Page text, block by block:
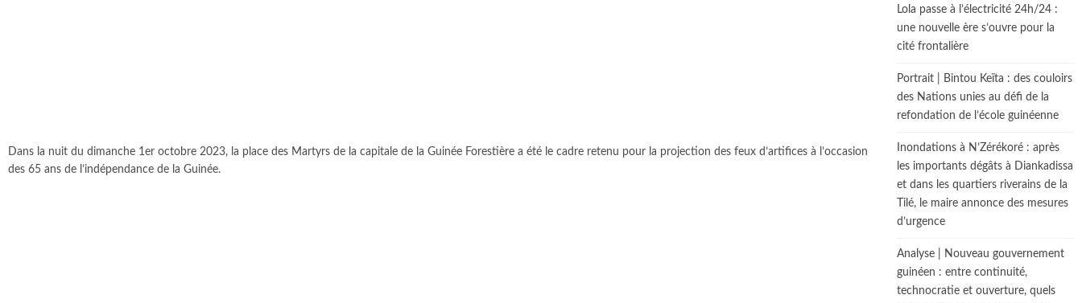
Dans la nuit du dimanche 1er octobre 2023, la place des Martyrs de la capitale de la Guinée Forestière a été le cadre retenu pour la projection des feux d’artifices à l’occasion
des 65 ans de l’indépendance de la Guinée.
Lola passe à l’électricité 24h/24 :
une nouvelle ère s’ouvre pour la
cité frontalière
Portrait | Bintou Keïta : des couloirs
des Nations unies au défi de la
refondation de l’école guinéenne
Inondations à N’Zérékoré : après
les importants dégâts à Diankadissa
et dans les quartiers riverains de la
Tilé, le maire annonce des mesures
d’urgence
Analyse | Nouveau gouvernement
guinéen : entre continuité,
technocratie et ouverture, quels